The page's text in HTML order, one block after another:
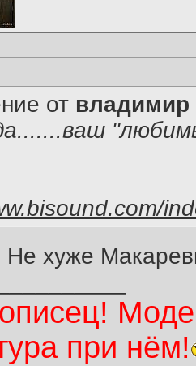
от владимир
Не хуже
при нём!